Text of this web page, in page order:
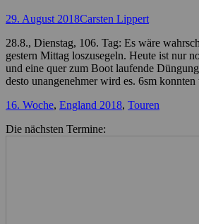
Posted
29. August 2018Autor
Carsten Lippert
28.8., Dienstag, 106. Tag: Es wäre
gestern Mittag loszusegeln. Heute ist nur
und eine quer zum Boot laufende
desto unangenehmer wird es. 6sm
Kategorien
16. Woche, England 2018, Touren
Die nächsten Termine: